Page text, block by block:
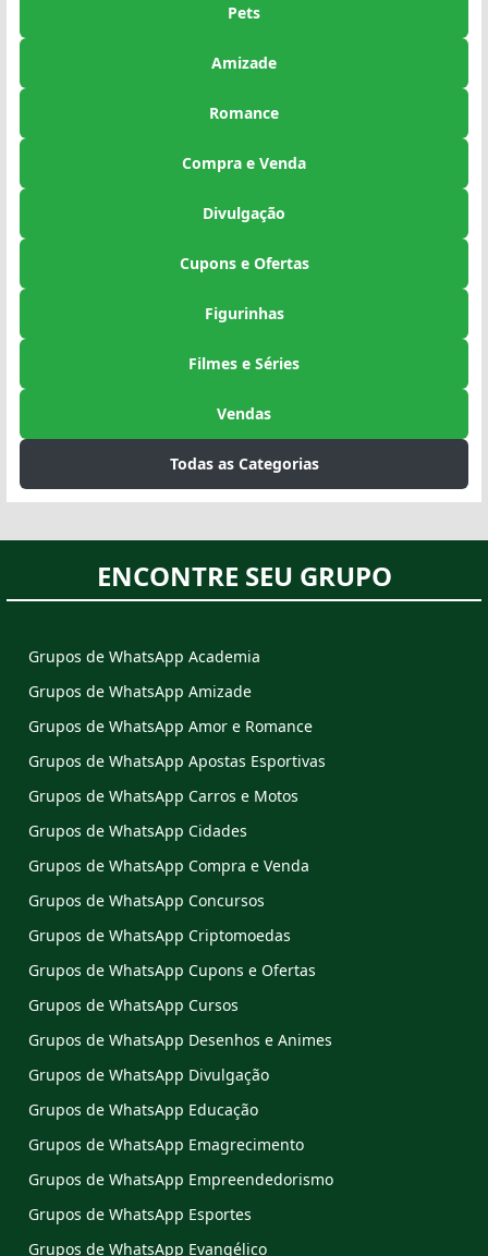
Pets
Amizade
Romance
Compra e Venda
Divulgação
Cupons e Ofertas
Figurinhas
Filmes e Séries
Vendas
Todas as Categorias
ENCONTRE SEU GRUPO
Grupos de WhatsApp Academia
Grupos de WhatsApp Amizade
Grupos de WhatsApp Amor e Romance
Grupos de WhatsApp Apostas Esportivas
Grupos de WhatsApp Carros e Motos
Grupos de WhatsApp Cidades
Grupos de WhatsApp Compra e Venda
Grupos de WhatsApp Concursos
Grupos de WhatsApp Criptomoedas
Grupos de WhatsApp Cupons e Ofertas
Grupos de WhatsApp Cursos
Grupos de WhatsApp Desenhos e Animes
Grupos de WhatsApp Divulgação
Grupos de WhatsApp Educação
Grupos de WhatsApp Emagrecimento
Grupos de WhatsApp Empreendedorismo
Grupos de WhatsApp Esportes
Grupos de WhatsApp Evangélico